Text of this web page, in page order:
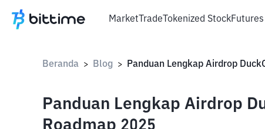
MarketTradeTokenized StockFutures
Beranda > Blog >
Panduan Lengkap Airdrop
Roadmap 2025